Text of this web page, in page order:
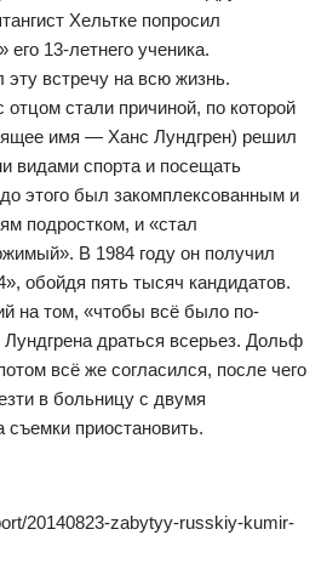
Хельтке попросил
13-летнего ученика.
эту встречу на всю жизнь.
стали причиной, по которой
имя — Ханс Лундгрен) решил
видами спорта и посещать
этого был закомплексованным и
подростком, и «стал
В 1984 году он получил
обойдя пять тысяч кандидатов.
на том, «чтобы всё было по-
драться всерьез. Дольф
всё же согласился, после чего
в больницу с двумя
приостановить.
20140823-zabytyy-russkiy-kumir-